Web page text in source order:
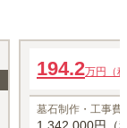
194.2万円（
墓石制作・工事費